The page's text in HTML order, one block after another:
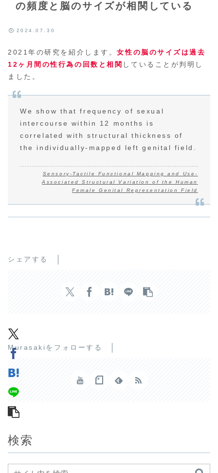
の頻度と脳のサイズが相関している
2024.07.30
2021年の研究を紹介します。女性の脳のサイズは過去
12ヶ月間の性行為の回数と相関 していることが判明し
ました。
We show that frequency of sexual
intercourse within 12 months is
correlated with structural thickness of
the individually-mapped left genital field.
Sensory-Tactile Functional Mapping and Use-
Associated Structural Variation of the Human
Female Genital Representation Field
シェアする
Murasakiをフォローする
検索